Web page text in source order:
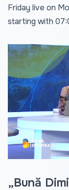
Friday live on
starting with
„Bună